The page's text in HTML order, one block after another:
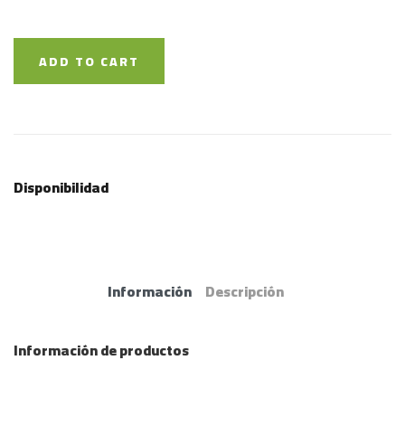
ADD TO CART
Disponibilidad
Información Descripción
Información de productos